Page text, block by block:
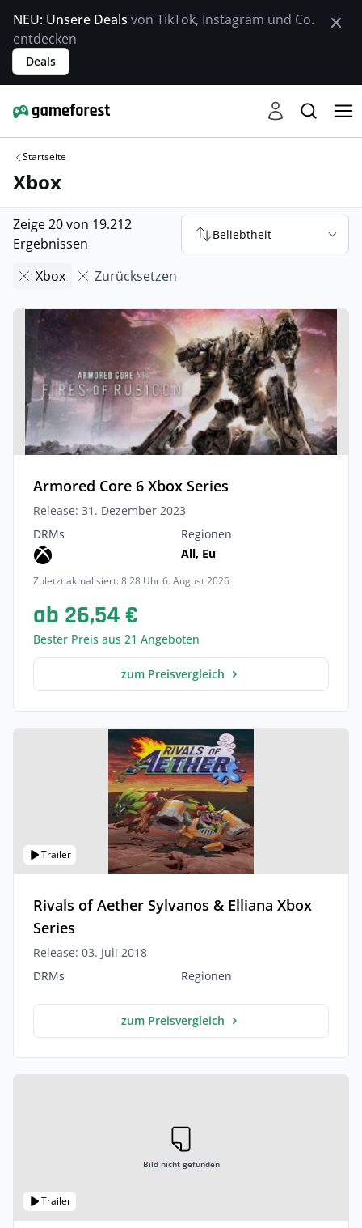
NEU: Unsere Deals von TikTok, Instagram und Co.
entdecken
Deals
Startseite
Xbox
Zeige 20 von 19.212
Ergebnissen
Beliebtheit
Xbox Zurücksetzen
Armored Core 6 Xbox Series
Release: 31. Dezember 2023
DRMs
Regionen
All, Eu
Zuletzt aktualisiert: 8:28 Uhr 6. August 2026
ab 26,54 €
Bester Preis aus 21 Angeboten
zum Preisvergleich
Trailer
Rivals of Aether Sylvanos & Elliana Xbox
Series
Release: 03. Juli 2018
DRMs
Regionen
zum Preisvergleich
Trailer
Bild nicht gefunden